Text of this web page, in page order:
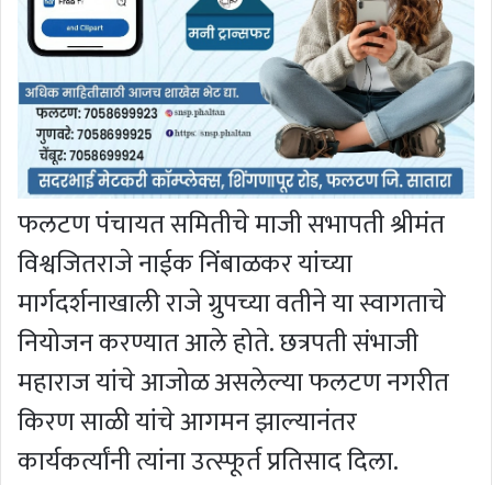
फलटण पंचायत समितीचे माजी सभापती श्रीमंत
विश्वजितराजे नाईक निंबाळकर यांच्या
मार्गदर्शनाखाली राजे ग्रुपच्या वतीने या स्वागताचे
नियोजन करण्यात आले होते. छत्रपती संभाजी
महाराज यांचे आजोळ असलेल्या फलटण नगरीत
किरण साळी यांचे आगमन झाल्यानंतर
कार्यकर्त्यांनी त्यांना उत्स्फूर्त प्रतिसाद दिला.